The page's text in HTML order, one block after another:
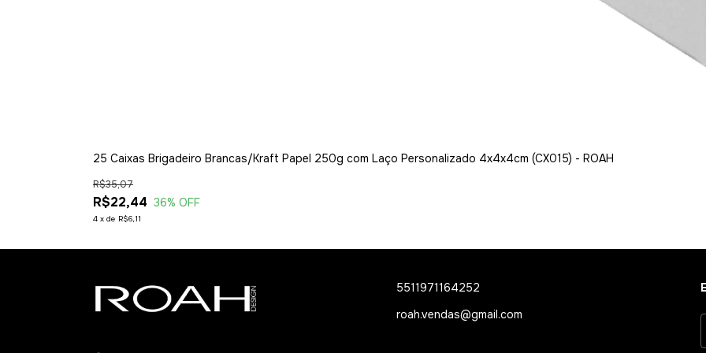
25 Caixas Brigadeiro Brancas/Kraft Papel 250g com Laço Personalizado 4x4x4cm (CX015) - ROAH
R$22,44
R$35,07
36% OFF
4 x de R$6,11
5511971164252
roah.vendas@gmail.com